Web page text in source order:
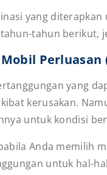
yang
tahun berikut,
Perluasan
yang
kerusakan.
untuk kondisi
Anda memilih
untuk hal-